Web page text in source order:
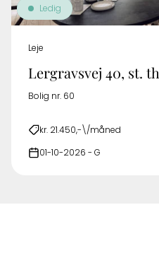
Ledig
Leje
Lergravsvej 40, st. th
Bolig nr. 60
kr. 21.450,-\/måned
01-10-2026 - G